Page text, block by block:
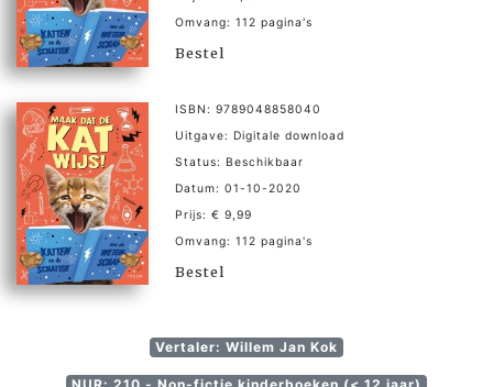
Omvang: 112 pagina's
Bestel
ISBN: 9789048858040
Uitgave: Digitale download
Status: Beschikbaar
Datum: 01-10-2020
Prijs: € 9,99
Omvang: 112 pagina's
Bestel
Vertaler: Willem Jan Kok